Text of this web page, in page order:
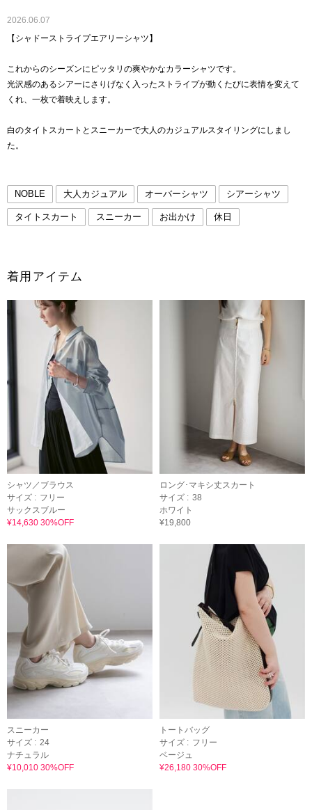
2026.06.07
【シャドーストライプエアリーシャツ】
これからのシーズンにピッタリの爽やかなカラーシャツです。
光沢感のあるシアーにさりげなく入ったストライプが動くたびに表情を変えて
くれ、一枚で着映えします。
白のタイトスカートとスニーカーで大人のカジュアルスタイリングにしまし
た。
NOBLE 大人カジュアル オーバーシャツ シアーシャツ
タイトスカート スニーカー お出かけ 休日
着用アイテム
シャツ／ブラウス
サイズ : フリー
サックスブルー
¥14,630 30%OFF
ロング･マキシ丈スカート
サイズ : 38
ホワイト
¥19,800
スニーカー
サイズ : 24
ナチュラル
¥10,010 30%OFF
トートバッグ
サイズ : フリー
ベージュ
¥26,180 30%OFF